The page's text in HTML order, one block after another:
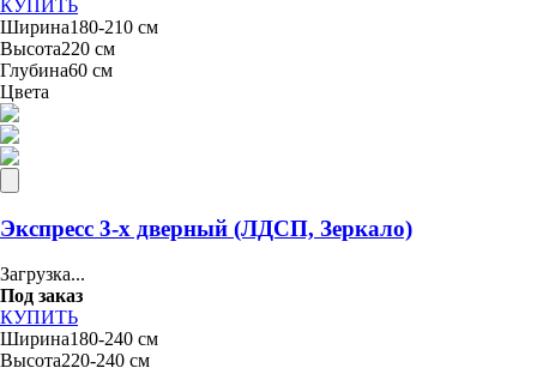
КУПИТЬ
Ширина180-210 см
Высота220 см
Глубина60 см
Цвета
Экспресс 3-х дверный (ЛДСП, Зеркало)
Загрузка...
Под заказ
КУПИТЬ
Ширина180-240 см
Высота220-240 см